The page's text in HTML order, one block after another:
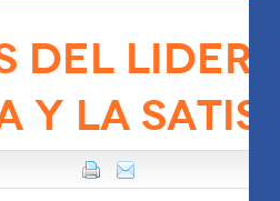
DEL
Y LA